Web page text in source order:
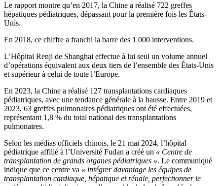
Le rapport montre qu’en 2017, la Chine a réalisé 722 greffes
hépatiques pédiatriques, dépassant pour la première fois les États-
Unis.
En 2018, ce chiffre a franchi la barre des 1 000 interventions.
L’Hôpital Renji de Shanghai effectue à lui seul un volume annuel
d’opérations équivalent aux deux tiers de l’ensemble des États-Unis
et supérieur à celui de toute l’Europe.
En 2023, la Chine a réalisé 127 transplantations cardiaques
pédiatriques, avec une tendance générale à la hausse. Entre 2019 et
2023, 63 greffes pulmonaires pédiatriques ont été effectuées,
représentant 1,8 % du total national des transplantations
pulmonaires.
Selon les médias officiels chinois, le 21 mai 2024, l’hôpital
pédiatrique affilié à l’Université Fudan a créé un « Centre de
transplantation de grands organes pédiatriques ». Le communiqué
indique que ce centre va « intégrer davantage les équipes de
transplantation cardiaque, hépatique et rénale, perfectionner le